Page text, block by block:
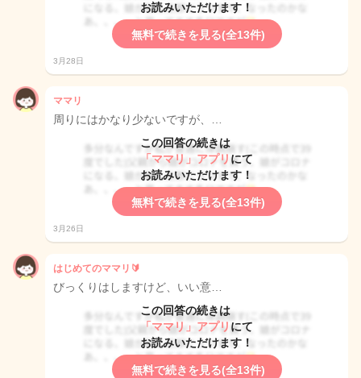
お読みいただけます！
無料で続きを見る(全13件)
3月28日
ママリ
周りにはかなり少ないですが、…
この回答の続きは
「ママリ」アプリ にて
お読みいただけます！
無料で続きを見る(全13件)
3月26日
はじめてのママリ🔰
びっくりはしますけど、いい意…
この回答の続きは
「ママリ」アプリ にて
お読みいただけます！
無料で続きを見る(全13件)